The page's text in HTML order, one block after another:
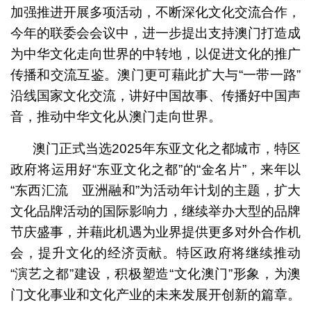
加强推进开展多项活动，不断深化文化交流合作，
今年的联委会会议中，进一步提出支持澳门打造成
为中华文化走向世界的中转地，以促进文化的推广
传播和交流互鉴。澳门更可藉此扩大与“一带一路”
沿线国家文化交流，讲好中国故事、传播好中国声
音，推动中华文化从澳门走向世界。
澳门正式当选2025年东亚文化之都城市，特区
政府将运用好“东亚文化之都”的“金名片”，来年以
“东西汇流 亚洲融和”为活动年计划的主题，扩大
文化品牌活动的国际影响力，继续举办大型的品牌
节庆盛事，并藉此机遇为业界提供更多对外合作机
会，提升文化的经济贡献。特区政府将继续推动
“演艺之都”建设，积极塑造“文化澳门”形象，为澳
门文化事业和文化产业的未来发展开创新的篇章。